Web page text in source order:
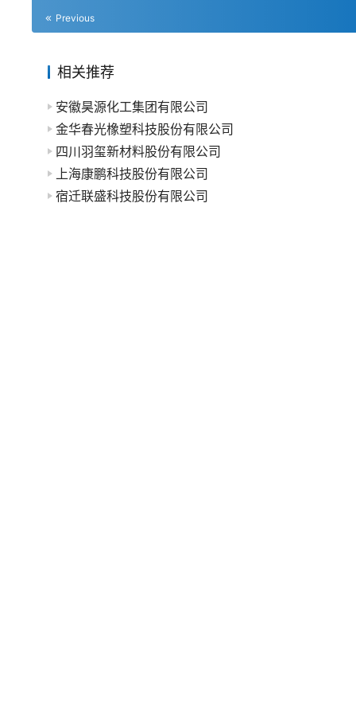
Previous
相关推荐
安徽昊源化工集团有限公司
金华春光橡塑科技股份有限公司
四川羽玺新材料股份有限公司
上海康鹏科技股份有限公司
宿迁联盛科技股份有限公司